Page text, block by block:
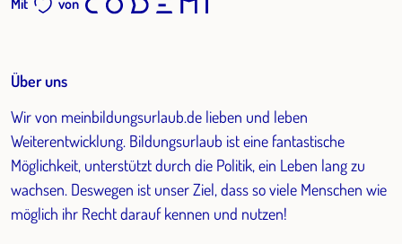
Über uns
Wir von meinbildungsurlaub.de lieben und leben
Weiterentwicklung. Bildungsurlaub ist eine fantastische
Möglichkeit, unterstützt durch die Politik, ein Leben lang zu
wachsen. Deswegen ist unser Ziel, dass so viele Menschen wie
möglich ihr Recht darauf kennen und nutzen!